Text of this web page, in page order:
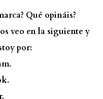
Qué opináis?
veo en la siguiente y
por: